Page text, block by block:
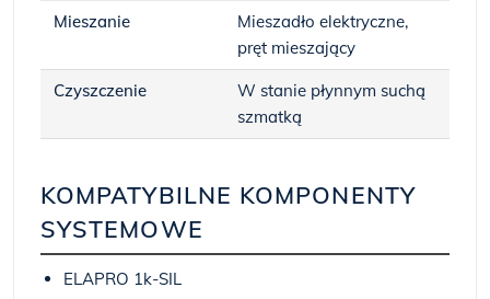
Mieszanie
Mieszadło elektryczne,
pręt mieszający
Czyszczenie
W stanie płynnym suchą
szmatką
KOMPATYBILNE KOMPONENTY
SYSTEMOWE
ELAPRO 1k-SIL